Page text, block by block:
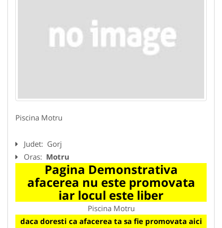
Piscina Motru
Judet: Gorj
Oras: Motru
Pagina Demonstrativa
afacerea nu este promovata
iar locul este liber
Piscina Motru
daca doresti ca afacerea ta sa fie promovata aici